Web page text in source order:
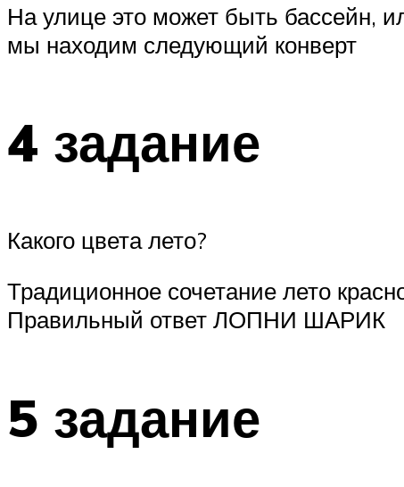
На улице это может быть бассейн,
мы находим следующий конверт
4 задание
Какого цвета лето?
Традиционное сочетание лето
Правильный ответ ЛОПНИ ШАРИК
5 задание